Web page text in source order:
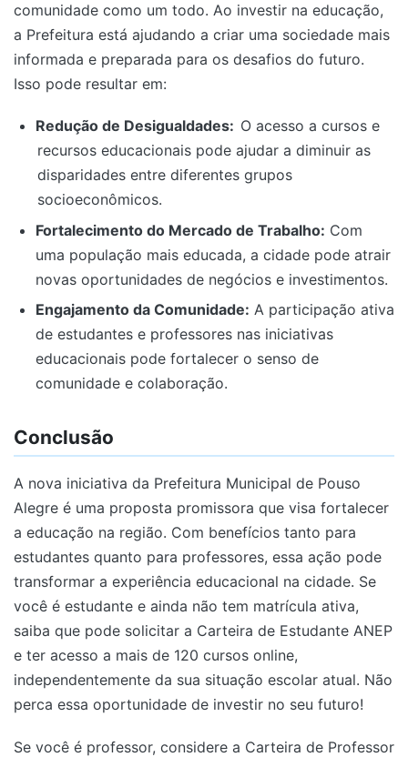
comunidade como um todo. Ao investir na educação,
a Prefeitura está ajudando a criar uma sociedade mais
informada e preparada para os desafios do futuro.
Isso pode resultar em:
Redução de Desigualdades: O acesso a cursos e
recursos educacionais pode ajudar a diminuir as
disparidades entre diferentes grupos
socioeconômicos.
Fortalecimento do Mercado de Trabalho: Com
uma população mais educada, a cidade pode atrair
novas oportunidades de negócios e investimentos.
Engajamento da Comunidade: A participação ativa
de estudantes e professores nas iniciativas
educacionais pode fortalecer o senso de
comunidade e colaboração.
Conclusão
A nova iniciativa da Prefeitura Municipal de Pouso
Alegre é uma proposta promissora que visa fortalecer
a educação na região. Com benefícios tanto para
estudantes quanto para professores, essa ação pode
transformar a experiência educacional na cidade. Se
você é estudante e ainda não tem matrícula ativa,
saiba que pode solicitar a Carteira de Estudante ANEP
e ter acesso a mais de 120 cursos online,
independentemente da sua situação escolar atual. Não
perca essa oportunidade de investir no seu futuro!
Se você é professor, considere a Carteira de Professor